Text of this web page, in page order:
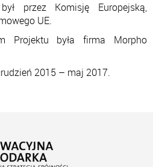
przez Komisję Europejską,
UE.
Projektu była firma Morpho
2015 – maj 2017.